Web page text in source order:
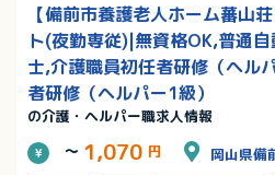
【備前市養護老人ホーム蕃山
ト(夜勤専従)|無資格OK,普通
士,介護職員初任者研修（ヘル
者研修（ヘルパー1級）
の介護・ヘルパー職求人情報
～ 1,070 円 岡山県備